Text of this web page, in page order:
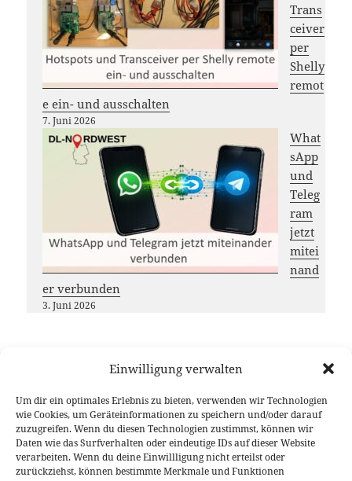
Einwilligung verwalten
Um dir ein optimales Erlebnis zu bieten, verwenden wir Technologien
wie Cookies, um Geräteinformationen zu speichern und/oder darauf
zuzugreifen. Wenn du diesen Technologien zustimmst, können wir
Daten wie das Surfverhalten oder eindeutige IDs auf dieser Website
verarbeiten. Wenn du deine Einwillligung nicht erteilst oder
zurückziehst, können bestimmte Merkmale und Funktionen
Trans
ceiver
per
Shelly
remot
e ein- und ausschalten
7. Juni 2026
What
sApp
und
Teleg
ram
jetzt
mitei
nand
er verbunden
3. Juni 2026
Möchtest du das DL-Nordwest
Projekt unterstützen?
Dann freuen wir uns über deinen Gastbeitrag, das
Teilen unserer Inhalte oder eine (kleine) Spende
Vielen Dank für deine Unterstützung!